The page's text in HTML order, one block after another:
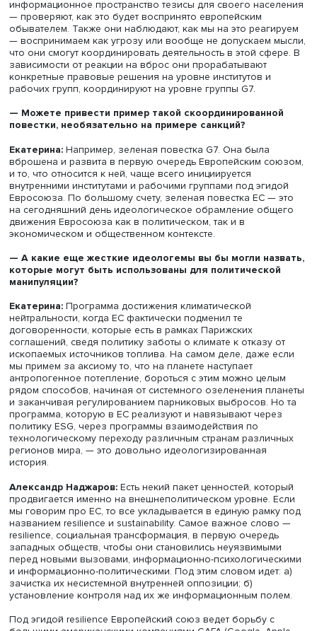
Екатерина Энтина
Более того, сразу активируются отлаженные механизмы
применения этих санкций. Подобным образом наши
европейские недоброжелатели вбрасывают в
информационное пространство тезисы для своего
— проверяют, как это будет воспринято европейским
обывателем. Также они наблюдают, как мы на это
— воспринимаем как угрозу или вообще не допускаем
зависимости от реакции на вброс они прорабатывают
конкретные правовые решения на уровне институтов и
рабочих групп, координируют на уровне группы G7.
— Можете привести пример такой
повестки, необязательно на примере санкций?
Екатерина:Например, зеленая повестка G7. Она была
вброшена и развита в первую очередь Европейским
и то, что относится к ней, чаще всего инициируется
внутренними институтами и рабочими группами под
Евросоюза. По большому счету, зеленая повестка ЕС
на сегодняшний день идеологическое обрамление
движения Евросоюза как в политическом, так и в
экономическом и общественном контексте.
— А какие еще жесткие идеологемы вы бы могли
которые могут быть использованы для
манипуляции?
Екатерина:Программа достижения климатической
нейтральности, когда ЕС фактически подменил те
договоренности, которые есть в рамках Парижских
соглашений, сведя политику заботы о климате к отказу
ископаемых источников топлива. На самом деле, даже
антропогенное потепление, бороться с этим можно